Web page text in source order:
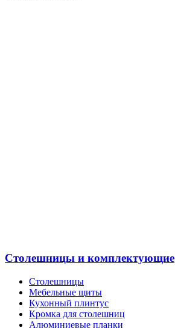
Столешницы и комплектующие
Столешницы
Мебельные щиты
Кухонный плинтус
Кромка для столешниц
Алюминиевые планки